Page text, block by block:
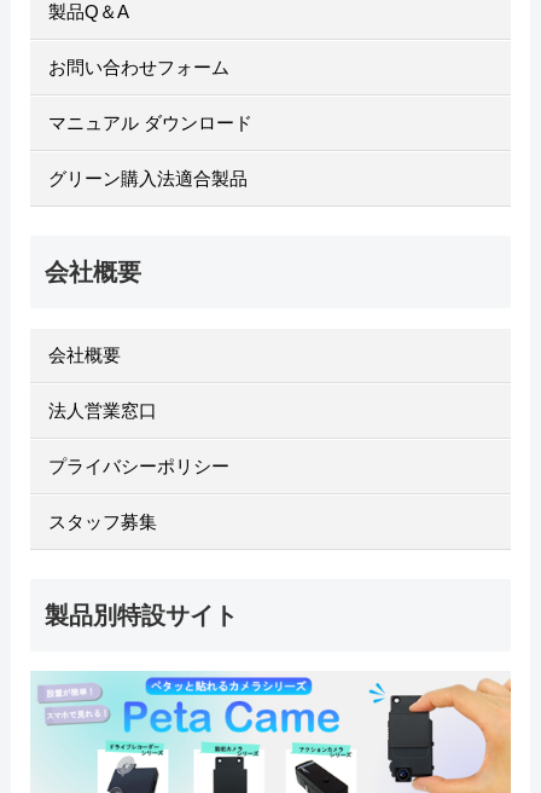
製品Q＆A
お問い合わせフォーム
マニュアル ダウンロード
グリーン購入法適合製品
会社概要
会社概要
法人営業窓口
プライバシーポリシー
スタッフ募集
製品別特設サイト